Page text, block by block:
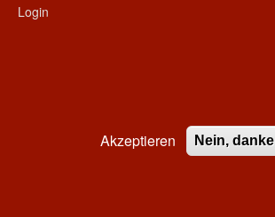
Login
Akzeptieren Nein, danke